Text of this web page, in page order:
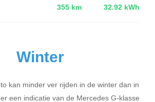
355 km 32.92 kWh
Winter
kan minder ver rijden in de winter dan in
een indicatie van de Mercedes G-klasse